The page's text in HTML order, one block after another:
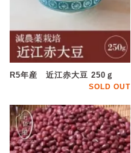
R5年産 近江赤大豆 250ｇ
SOLD OUT